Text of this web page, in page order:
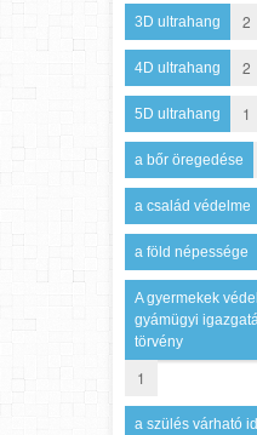
3D ultrahang 2
4D ultrahang 2
5D ultrahang 1
a bőr öregedése
a család védelme
a föld népessége
A gyermekek
gyámügyi
törvény
1
a szülés várható